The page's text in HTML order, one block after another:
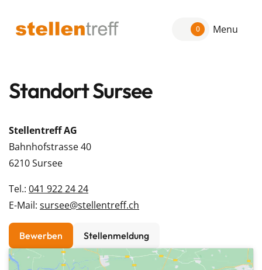
0 Menu
Standort Sursee
Stellentreff AG
Bahnhofstrasse 40
6210 Sursee
Tel.: 041 922 24 24
E-Mail: sursee@stellentreff.ch
Bewerben Stellenmeldung